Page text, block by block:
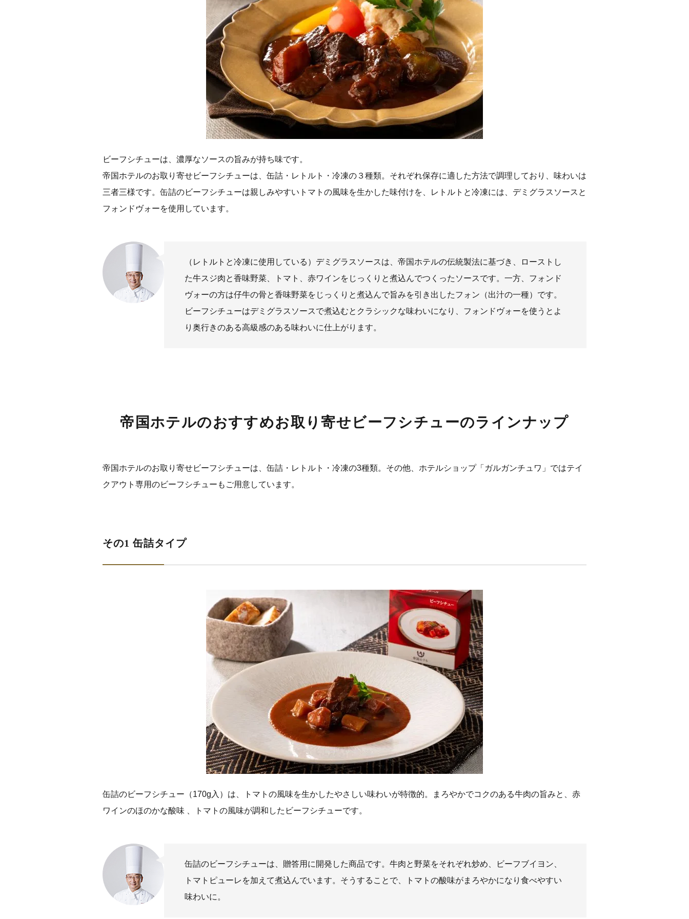
ビーフシチューは、濃厚なソースの旨みが持ち味です。
帝国ホテルのお取り寄せビーフシチューは、缶詰・レトルト・冷凍の３種類。それぞれ保存に適した方法で調理しており、味わいは
三者三様です。缶詰のビーフシチューは親しみやすいトマトの風味を生かした味付けを、レトルトと冷凍には、デミグラスソースと
フォンドヴォーを使用しています。
（レトルトと冷凍に使用している）デミグラスソースは、帝国ホテルの伝統製法に基づき、ローストし
た牛スジ肉と香味野菜、トマト、赤ワインをじっくりと煮込んでつくったソースです。一方、フォンド
ヴォーの方は仔牛の骨と香味野菜をじっくりと煮込んで旨みを引き出したフォン（出汁の一種）です。
ビーフシチューはデミグラスソースで煮込むとクラシックな味わいになり、フォンドヴォーを使うとよ
り奥行きのある高級感のある味わいに仕上がります。
帝国ホテルのおすすめお取り寄せビーフシチューのラインナップ
帝国ホテルのお取り寄せビーフシチューは、缶詰・レトルト・冷凍の3種類。その他、ホテルショップ「ガルガンチュワ」ではテイ
クアウト専用のビーフシチューもご用意しています。
その1 缶詰タイプ
缶詰のビーフシチュー（170g入）は、トマトの風味を生かしたやさしい味わいが特徴的。まろやかでコクのある牛肉の旨みと、赤
ワインのほのかな酸味 、トマトの風味が調和したビーフシチューです。
缶詰のビーフシチューは、贈答用に開発した商品です。牛肉と野菜をそれぞれ炒め、ビーフブイヨン、
トマトピューレを加えて煮込んでいます。そうすることで、トマトの酸味がまろやかになり食べやすい
味わいに。